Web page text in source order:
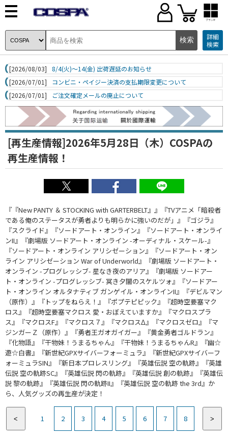
ブランド
詳細
検索
[2026/08/03]
8/4(火)～14(金) 出荷遅延のお知らせ
[2026/07/01]
コンビニ・ペイジー決済の支払期限変更について
[2026/07/01]
ご注文確定メールの廃止について
[再生産情報]2026年5月28日（木）COSPAの
再生産情報！
『『New PANTY ＆ STOCKING with GARTERBELT』』『TVアニメ「暗殺者
である俺のステータスが勇者よりも明らかに強いのだが」』『ゴジラ』
『スクライド』『ソードアート・オンライン』『ソードアート・オンライ
ンII』『劇場版 ソードアート・オンライン -オーディナル・スケール-』
『ソードアート・オンライン アリシゼーション』『ソードアート・オン
ライン アリシゼーション War of Underworld』『劇場版 ソードアート・
オンライン -プログレッシブ- 星なき夜のアリア』『劇場版 ソードアー
ト・オンライン -プログレッシブ- 冥き夕闇のスケルツォ』『ソードアー
ト・オンライン オルタナティブ ガンゲイル・オンラインII』『デビルマン
（原作）』『トップをねらえ！』『ポプテピピック』『超時空要塞マク
ロス』『超時空要塞マクロス 愛・おぼえていますか』『マクロスプラ
ス』『マクロスF』『マクロス７』『マクロスΔ』『マクロスゼロ』『マ
ジンガーＺ（原作）』『勇者王ガオガイガー』『黄金勇者ゴルドラン』
『化物語』『干物妹！うまるちゃん』『干物妹！うまるちゃんR』『幽☆
遊☆白書』『新世紀GPXサイバーフォーミュラ』『新世紀GPXサイバーフ
ォーミュラSIN』『新日本プロレスリング』『英雄伝説 空の軌跡』『英雄
伝説 空の軌跡SC』『英雄伝説 閃の軌跡』『英雄伝説 創の軌跡』『英雄伝
説 黎の軌跡』『英雄伝説 閃の軌跡II』『英雄伝説 空の軌跡 the 3rd』か
ら、人気グッズの再生産が決定！
< 1 2 3 4 5 6 7 8 >